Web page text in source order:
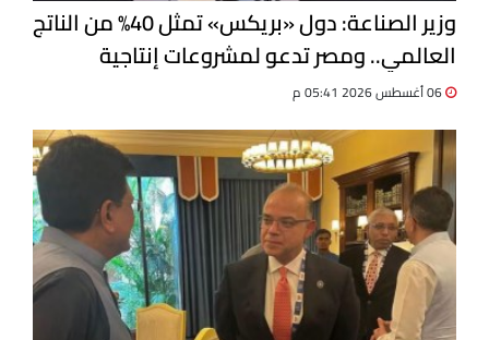
وزير الصناعة: دول «بريكس» تمثل 40% من الناتج
العالمي.. ومصر تدعو لمشروعات إنتاجية
مشتركة